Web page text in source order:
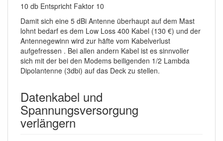
10 db Entspricht Faktor 10
Damit sich eine 5 dBi Antenne überhaupt auf dem Mast
lohnt bedarf es dem Low Loss 400 Kabel (130 €) und der
Antennegewinn wird zur häfte vom Kabelverlust
aufgefressen . Bei allen andern Kabel ist es sinnvoller
sich mit der bei den Modems beiligenden 1/2 Lambda
Dipolantenne (3dbi) auf das Deck zu stellen.
Datenkabel und
Spannungsversorgung
verlängern